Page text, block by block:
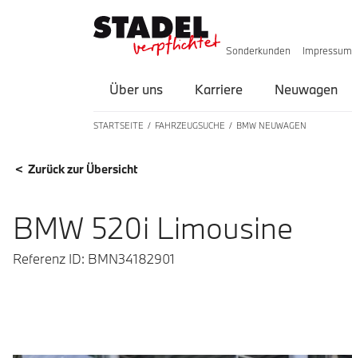
Sonderkunden Impressum
Über uns Karriere Neuwagen
STARTSEITE FAHRZEUGSUCHE BMW NEUWAGEN
FAHRZEUGDETAILS
< Zurück zur Übersicht
BMW 520i Limousine
Referenz ID: BMN34182901